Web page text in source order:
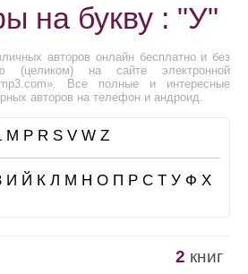
на букву : "У"
авторов онлайн бесплатно и без
(целиком) на сайте электронной
mp3.com». Все полные и интересные
авторов на телефон и андроид.
M P R S V W Z
И Й К Л М Н О П Р С Т У Ф Х
2 книг